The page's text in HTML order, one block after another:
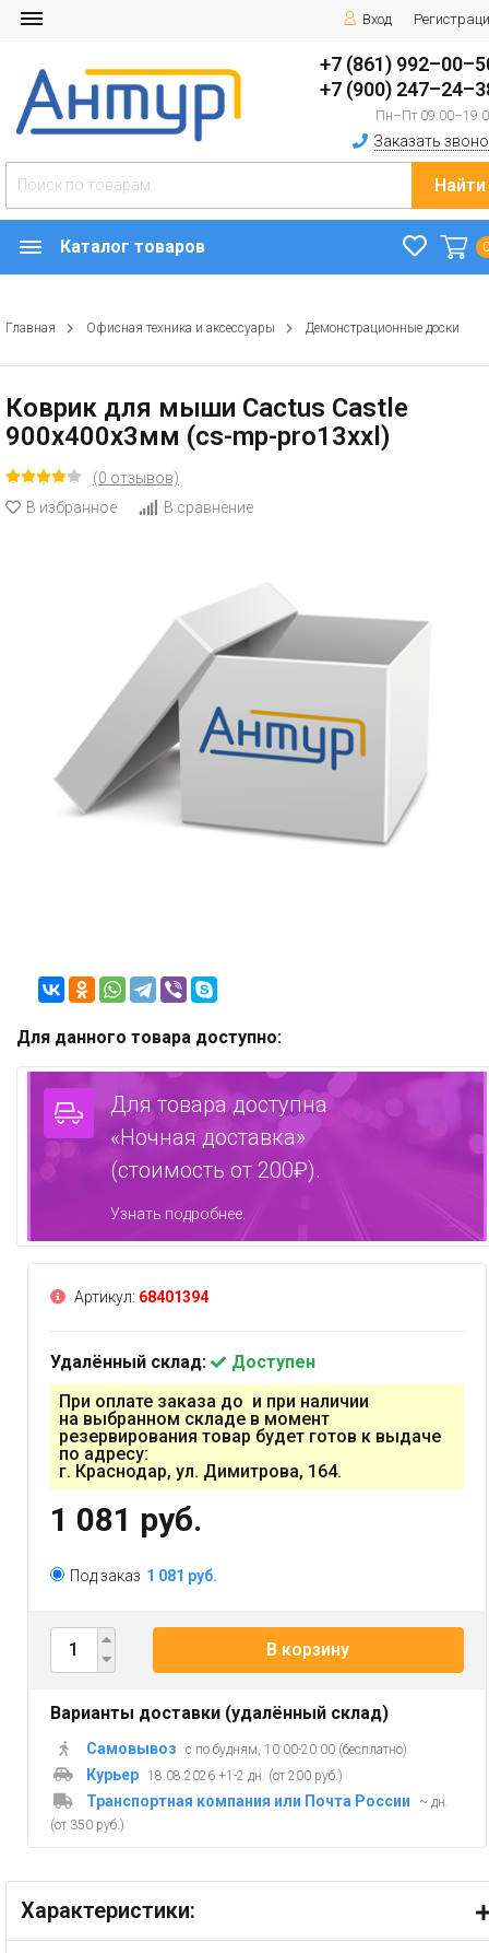
Вход
+7 (861)
+7 (900)
Пн–Пт
Заказать
Найти
Каталог товаров
Главная Офисная техника и аксессуары Демонстрационные доски
Коврик для мыши Cactus Castle
900x400x3мм (cs-mp-pro13xxl)
(0 отзывов)
В избранное
В сравнение
Для данного товара доступно:
Для товара доступна
«Ночная доставка»
(стоимость от 200₽).
Узнать подробнее.
Артикул: 68401394
Удалённый склад:
Доступен
При оплате заказа до и при наличии
на выбранном складе в момент
резервирования товар будет готов к выдаче
по адресу:
г. Краснодар, ул. Димитрова, 164.
1 081 руб.
Под заказ 1 081 руб.
В корзину
Варианты доставки (удалённый склад)
Самовывоз с по будням, 10:00-20:00 (бесплатно)
Курьер 18.08.2026 +1-2 дн. (от 200 руб.)
Транспортная компания или Почта России
~ дн.
(от 350 руб.)
Характеристики: